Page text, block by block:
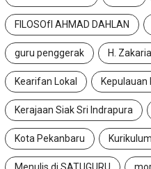
FILOSOfI AHMAD DAHLAN
guru penggerak H. Zakaria.
Kearifan Lokal Kepulauan
Kerajaan Siak Sri Indrapura
Kota Pekanbaru